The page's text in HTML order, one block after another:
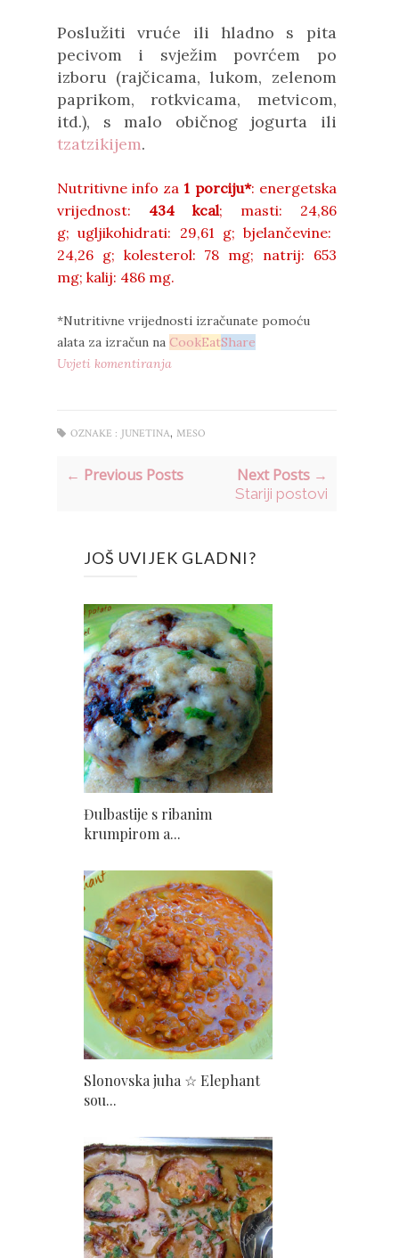
Poslužiti vruće ili hladno s pita
pecivom i svježim povrćem po
izboru (rajčicama, lukom, zelenom
paprikom, rotkvicama, metvicom,
itd.), s malo običnog jogurta ili
tzatzikijem.
Nutritivne info za1 porciju*: energetska
vrijednost: 434 kcal; masti: 24,86
g;ugljikohidrati: 29,61 g;bjelančevine:
24,26 g; kolesterol: 78 mg; natrij: 653
mg; kalij: 486 mg.
*Nutritivne vrijednosti izračunate pomoću
alata za izračun na CookEatShare
Uvjeti komentiranja
OZNAKE : JUNETINA, MESO
← Previous Posts Next Posts →
Stariji postovi
JOŠ UVIJEK GLADNI?
Đulbastije s ribanim
krumpirom a...
Slonovska juha ☆ Elephant
sou...